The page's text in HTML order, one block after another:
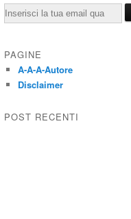
Email
PAGINE
A-A-A-Autore
Disclaimer
POST RECENTI